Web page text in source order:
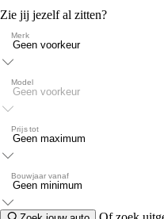
Zie jij jezelf al zitten?
Merk
Model
Prijs tot
Bouwjaar vanaf